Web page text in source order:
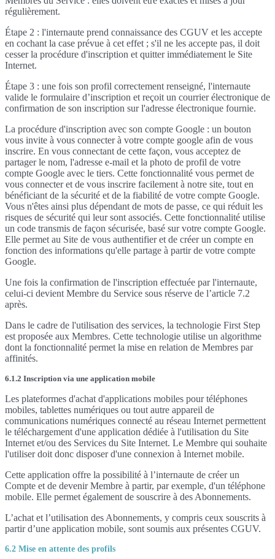
régulièrement.
Étape 2 : l'internaute prend connaissance des CGUV et les accepte
en cochant la case prévue à cet effet ; s'il ne les accepte pas, il doit
cesser la procédure d'inscription et quitter immédiatement le Site
Internet.
Étape 3 : une fois son profil correctement renseigné, l'internaute
valide le formulaire d’inscription et reçoit un courrier électronique de
confirmation de son inscription sur l'adresse électronique fournie.
La procédure d'inscription avec son compte Google : un bouton
vous invite à vous connecter à votre compte google afin de vous
inscrire. En vous connectant de cette façon, vous acceptez de
partager le nom, l'adresse e-mail et la photo de profil de votre
compte Google avec le tiers. Cette fonctionnalité vous permet de
vous connecter et de vous inscrire facilement à notre site, tout en
bénéficiant de la sécurité et de la fiabilité de votre compte Google.
Vous n'êtes ainsi plus dépendant de mots de passe, ce qui réduit les
risques de sécurité qui leur sont associés. Cette fonctionnalité utilise
un code transmis de façon sécurisée, basé sur votre compte Google.
Elle permet au Site de vous authentifier et de créer un compte en
fonction des informations qu'elle partage à partir de votre compte
Google.
Une fois la confirmation de l'inscription effectuée par l'internaute,
celui-ci devient Membre du Service sous réserve de l’article 7.2
après.
Dans le cadre de l'utilisation des services, la technologie First Step
est proposée aux Membres. Cette technologie utilise un algorithme
dont la fonctionnalité permet la mise en relation de Membres par
affinités.
6.1.2 Inscription via une application mobile
Les plateformes d'achat d'applications mobiles pour téléphones
mobiles, tablettes numériques ou tout autre appareil de
communications numériques connecté au réseau Internet permettent
le téléchargement d'une application dédiée à l'utilisation du Site
Internet et/ou des Services du Site Internet. Le Membre qui souhaite
l'utiliser doit donc disposer d'une connexion à Internet mobile.
Cette application offre la possibilité à l’internaute de créer un
Compte et de devenir Membre à partir, par exemple, d'un téléphone
mobile. Elle permet également de souscrire à des Abonnements.
L’achat et l’utilisation des Abonnements, y compris ceux souscrits à
partir d’une application mobile, sont soumis aux présentes CGUV.
6.2 Mise en attente des profils